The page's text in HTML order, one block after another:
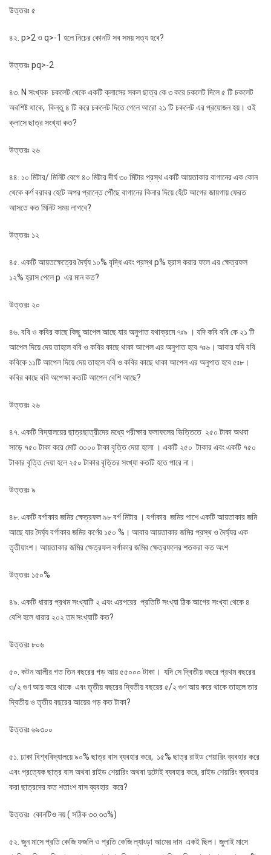
উত্তরঃ ৫
৪২. p>2 ও q>-1 হলে নিচের কোনটি সব সময় সত্য হবে?
উত্তরঃ pq>-2
৪৩. N সংখ্যক চকলেট থেকে একটি ক্লাসের সকল ছাত্র কে ৩ করে চকলেট দিলে ৫ টি চকলেট
অবশিষ্ট থাকে, কিন্তু ৪ টি করে চকলেট দিতে গেলে আরো ২১ টি চকলেট এর প্রয়োজন হয়। ওই
ক্লাসে ছাত্র সংখ্যা কত?
উত্তরঃ ২৬
৪৪. ১০ মিটার/ মিনিট বেগে ৪০ মিটার দীর্ঘ ৩০ মিটার প্রস্থ একটি আয়তাকার বাগানের এক কোন
থেকে কর্ণ বরাবর হেটে অপর প্রান্তে পৌঁছে বাগানের কিনার দিয়ে হেঁটে আগের জায়গায় ফেরত
আসতে কত মিনিট সময় লাগবে?
উত্তরঃ ১২
৪৫. একটি আয়তক্ষেত্রের দৈর্ঘ্য ১০% বৃদ্ধি এবং প্রস্থ p% হ্রাস করার ফলে এর ক্ষেত্রফল
১২% হ্রাস পেলে p এর মান কত?
উত্তরঃ ২০
৪৬. ববি ও কবির কাছে কিছু আপেল আছে যার অনুপাত যথাক্রমে ৭ঃ৯ । যদি কবি ববি কে ২১ টি
আপেল দিয়ে দেয় তাহলে ববি ও কবির কাছে থাকা আপেল এর অনুপাত হবে ৭ঃ৬। আবার যদি ববি
কবিকে ১১টি আপেল দিয়ে দেয় তাহলে ববি ও কবির কাছে থাকা আপেল এর অনুপাত হবে ৫ঃ৮।
কবির কাছে ববি অপেক্ষা কতটি আপেল বেশি আছে?
উত্তরঃ ২৬
৪৭. একটি বিদ্যালয়ের ছাত্রছাত্রীদের মধ্যে পরীক্ষার ফলাফলের ভিত্তিতে ২৫০ টাকা অথবা
সাড়ে ৭৫০ টাকা করে মোট ৩০০০ টাকা বৃত্তি দেয়া হলো । একটি ২৫০ টাকার এবং একটি ৭৫০
টাকার বৃত্তি দেয়া হলে ২৫০ টাকার বৃত্তির সংখ্যা কতটি হতে পারে না।
উত্তরঃ ৯
৪৮. একটি বর্গাকার জমির ক্ষেত্রফল ৯৮ বর্গ মিটার । বর্গাকার জমির পাশে একটি আয়তাকার জমি
আছে যার দৈর্ঘ্য বর্গাকার জমির কর্ণের ১৫০ %। আবার আয়তাকার জমির প্রস্থ ও দৈর্ঘ্যর এক
তৃতীয়াংশ। আয়তাকার জমির ক্ষেত্রফল বর্গাকার জমির ক্ষেত্রফলের শতকরা কত অংশ
উত্তরঃ ১৫০%
৪৯. একটি ধারার প্রথম সংখ্যাটি ২ এবং এরপরের প্রতিটি সংখ্যা ঠিক আগের সংখ্যা থেকে ৪
বেশি হলে ধারার ২০২ তম সংখ্যাটি কত?
উত্তরঃ ৮০৬
৫০. কটন আলীর গত তিন বছরের গড় আয় ৫৫০০০ টাকা। যদি সে দ্বিতীয় বছরে প্রথম বছরের
৩/২ গুণ আয় করে থাকে এবং তৃতীয় বছরের দ্বিতীয় বছরের ৫/২ গুণ আয় করে থাকে তাহলে তার
দ্বিতীয় ও তৃতীয় বছরের আয়ের গড় কত টাকা?
উত্তরঃ ৬৯৩০০
৫১. ঢাকা বিশ্ববিদ্যালয়ে ৯০% ছাত্র বাস ব্যবহার করে, ১৫% ছাত্র রাইড শেয়ারিং ব্যবহার করে
এবং প্রত্যেক ছাত্র বাস অথবা রাইড শেয়ারিং অথবা দুটোই ব্যবহার করে, রাইড শেয়ারিং ব্যবহার
করা ছাত্রদের কত শতাংশ বাস ব্যবহার করে?
উত্তরঃ কোনটিও নয় ( সঠিক ৩৩.৩৩%)
৫২. জুন মাসে প্রতি কেজি ফজলি ও প্রতি কেজি ল্যাংড়া আমের দাম একই ছিল। জুলাই মাসে